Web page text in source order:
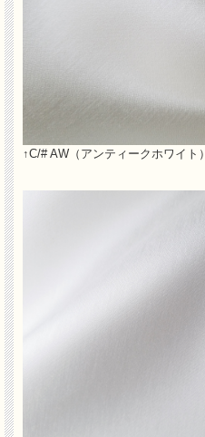
↑C/# AW（アンティークホワイト）